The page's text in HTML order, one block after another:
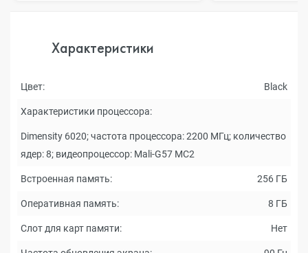
Характеристики
Цвет: Black
Характеристики процессора:
Dimensity 6020; частота процессора: 2200 МГц; количество
ядер: 8; видеопроцессор: Mali-G57 MC2
Встроенная память: 256 ГБ
Оперативная память: 8 ГБ
Слот для карт памяти: Нет